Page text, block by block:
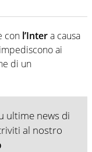
con l’Intera causa
ai
di un
ultime news di
al nostro